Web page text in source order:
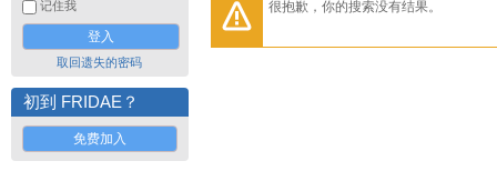
记住我
取回遗失的密码
初到 FRIDAE？
免费加入
很抱歉，你的搜索没有结果。